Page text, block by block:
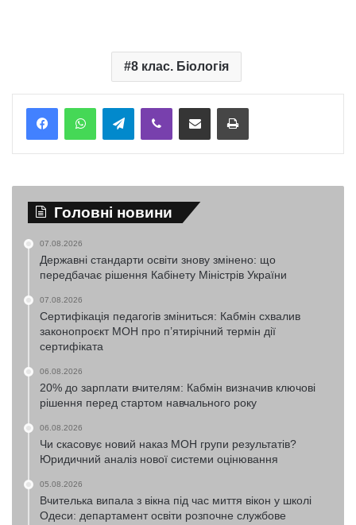
8 клас. Біологія
TelegramViber Надіслати електронною поштоюНадрукувати
Головні новини
07.08.2026
Державні стандарти освіти знову змінено: що
передбачає рішення Кабінету Міністрів України
07.08.2026
Сертифікація педагогів зміниться: Кабмін схвалив
законопроєкт МОН про п’ятирічний термін дії
сертифіката
06.08.2026
20% до зарплати вчителям: Кабмін визначив ключові
рішення перед стартом навчального року
06.08.2026
Чи скасовує новий наказ МОН групи результатів?
Юридичний аналіз нової системи оцінювання
05.08.2026
Вчителька випала з вікна під час миття вікон у школі
Одеси: департамент освіти розпочне службове